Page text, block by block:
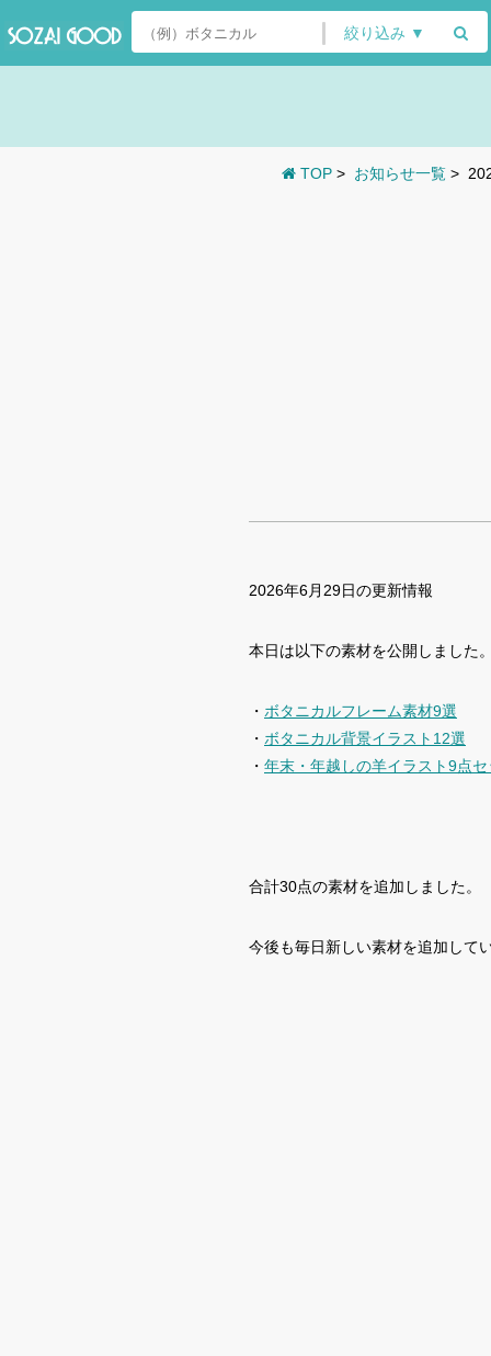
絞り込み ▼
TOP > お知らせ一覧 >
2026年6月29日の更新情報
本日は以下の素材を公開しました。
・ ボタニカルフレーム素材9選
・ ボタニカル背景イラスト12選
・ 年末・年越しの羊イラスト9点セ
合計30点の素材を追加しました。
今後も毎日新しい素材を追加して